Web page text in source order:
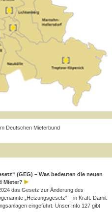
Deutschen Mieterbund
(GEG) – Was bedeuten die neuen
Mieter?
das Gesetz zur Änderung des
„Heizungsgesetz“ – in Kraft. Damit
eingeführt. Unser Info 127 gibt